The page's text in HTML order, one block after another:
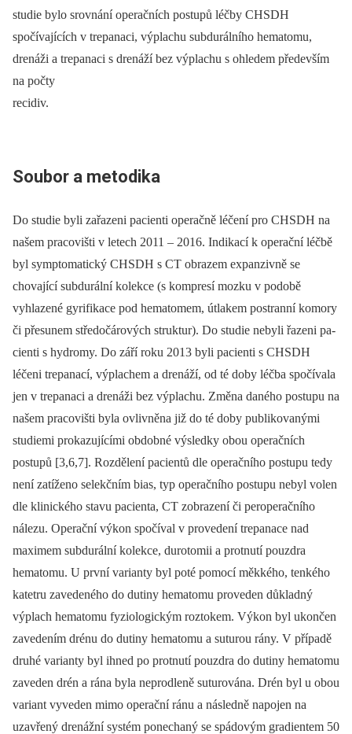
studie bylo srovnání operačních postupů léčby CHSDH
spočívajících v trepanaci, výplachu subdurálního hematomu,
drenáži a trepanaci s drenáží bez výplachu s ohledem především
na počty
recidiv.
Soubor a metodika
Do studie byli zařazeni pa­cienti operačně léčení pro CHSDH na
našem pracovišti v letech 2011 –⁠ 2016. Indikací k operační léčbě
byl symp­tomatický CHSDH s CT obrazem expanzivně se
chovající subdurální kolekce (s kompresí mozku v podobě
vyhlazené gyrifikace pod hematomem, útlakem postran­ní komory
či přesunem středočárových struktur). Do studie nebyli řazeni pa­
cienti s hydromy. Do září roku 2013 byli pa­cienti s CHSDH
léčeni trepanací, výplachem a drenáží, od té doby léčba spočívala
jen v trepanaci a drenáži bez výplachu. Změna daného postupu na
našem pracovišti byla ovlivněna již do té doby publikovanými
studiemi prokazujícími obdobné výsledky obou operačních
postupů [3,6,7]. Rozdělení pa­cientů dle operačního postupu tedy
není zatíženo selekčním bias, typ operačního postupu nebyl volen
dle klinického stavu pa­cienta, CT zobrazení či peroperačního
nálezu. Operační výkon spočíval v provedení trepanace nad
maximem subdurální kolekce, durotomii a protnutí pouzdra
hematomu. U první varianty byl poté pomocí měkkého, tenkého
katetru zavedeného do dutiny hematomu proveden důkladný
výplach hematomu fyziologickým roztokem. Výkon byl ukončen
zavedením drénu do dutiny hematomu a suturou rány. V případě
druhé varianty byl ihned po protnutí pouzdra do dutiny hematomu
zaveden drén a rána byla neprodleně suturována. Drén byl u obou
variant vyveden mimo operační ránu a následně napojen na
uzavřený drenážní systém ponechaný se spádovým gradientem 50